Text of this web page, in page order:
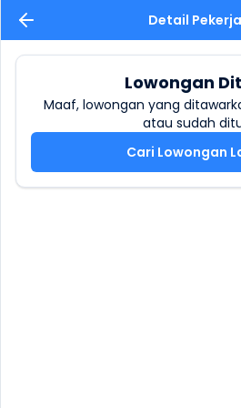
Detail
Lowongan
Maaf, lowongan yang
atau sudah
Cari Lowongan